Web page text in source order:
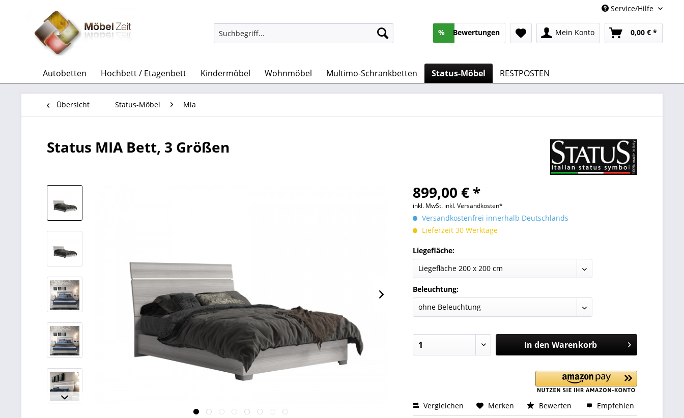
Service/Hilfe
% Bewertungen Mein Konto 0,00 € *
Autobetten Hochbett / Etagenbett Kindermöbel Wohnmöbel Multimo-Schrankbetten Status-Möbel RESTPOSTEN
Übersicht Status-Möbel Mia
Status MIA Bett, 3 Größen
899,00 € *
inkl. MwSt. inkl. Versandkosten*
Versandkostenfrei innerhalb Deutschlands
Lieferzeit 30 Werktage
Liegefläche:
Beleuchtung:
In den Warenkorb
Vergleichen Merken Bewerten Empfehlen